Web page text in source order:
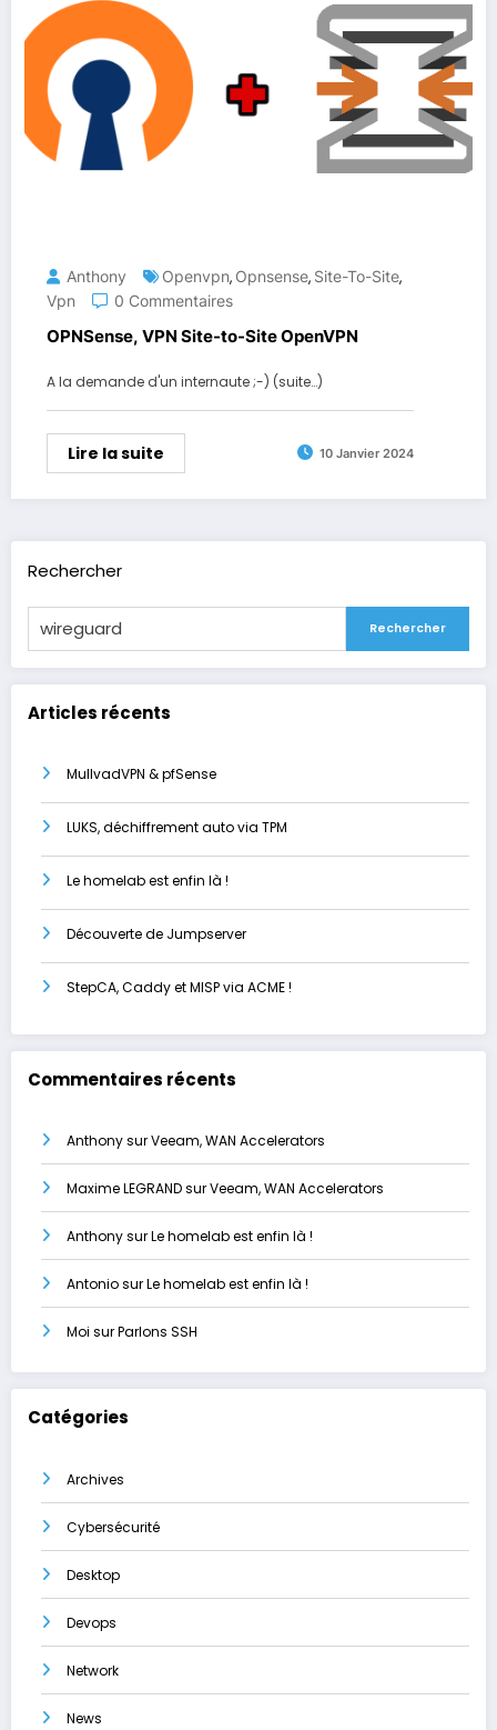
Anthony Openvpn, Opnsense, Site-To-Site,
Vpn
0 Commentaires
OPNSense, VPN Site-to-Site OpenVPN
A la demande d'un internaute ;-) (suite…)
Lire la suite 10 Janvier 2024
Rechercher
Rechercher
Articles récents
MullvadVPN & pfSense
LUKS, déchiffrement auto via TPM
Le homelab est enfin là !
Découverte de Jumpserver
StepCA, Caddy et MISP via ACME !
Commentaires récents
AnthonysurVeeam, WAN Accelerators
Maxime LEGRANDsurVeeam, WAN Accelerators
AnthonysurLe homelab est enfin là !
AntoniosurLe homelab est enfin là !
Moi surParlons SSH
Catégories
Archives
Cybersécurité
Desktop
Devops
Network
News